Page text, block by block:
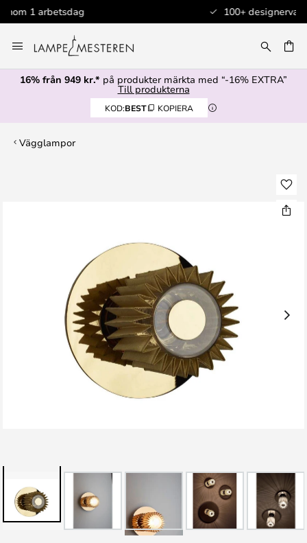
100+ designervarumärken
till
innehållet
16% från 949 kr.* på produkter märkta med “-16% EXTRA”
Till produkterna
KOD:BEST KOPIERA
Vägglampor